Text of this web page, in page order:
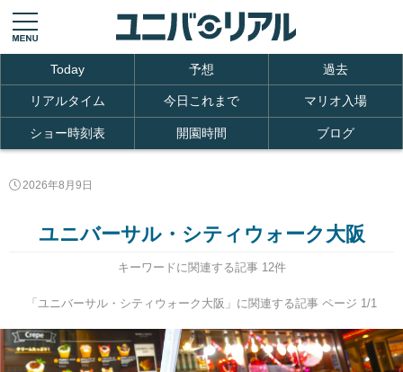
Today 予想 過去
リアルタイム 今日これまで マリオ入場
ショー時刻表 開園時間 ブログ
2026年8月9日
ユニバーサル・シティウォーク大阪
キーワードに関連する記事 12件
「ユニバーサル・シティウォーク大阪」に関連する記事 ページ 1/1